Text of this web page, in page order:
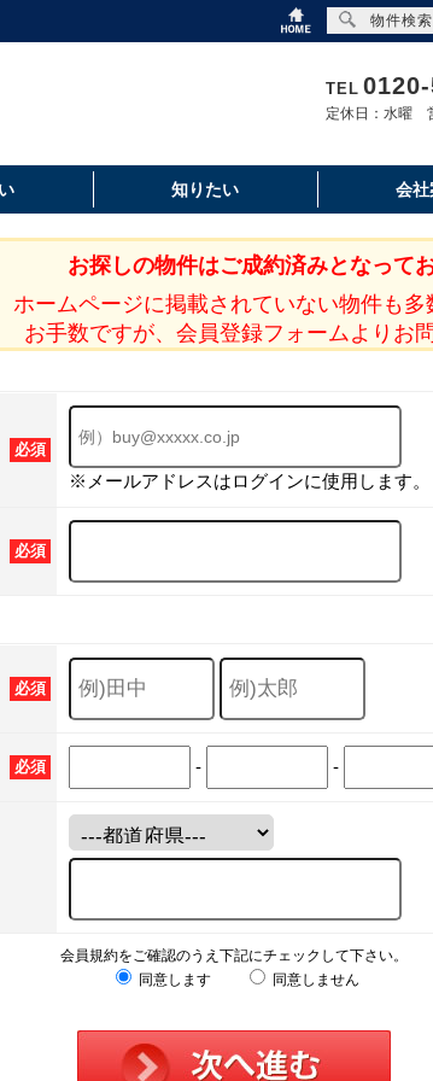
TEL
定休日：水曜
知りたい 会社
お探しの物件はご成約済みとなってお
ホームページに掲載されていない物件も多
お手数ですが、会員登録フォームよりお
必須
※メールアドレスはログインに使用します。
必須
必須
必須 - -
会員規約をご確認のうえ下記にチェックして下さい。
同意します
同意しません
物件検索